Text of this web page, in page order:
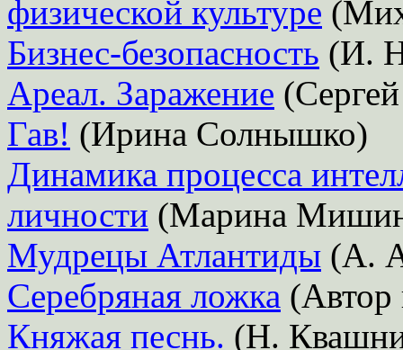
физической культуре
Бизнес-безопасность (И.
Ареал. Заражение
Гав! (Ирина Солнышко)
Динамика процесса
личности (Марина
Мудрецы Атлантиды (А.
Серебряная ложка (Автор
Княжая песнь. (Н.